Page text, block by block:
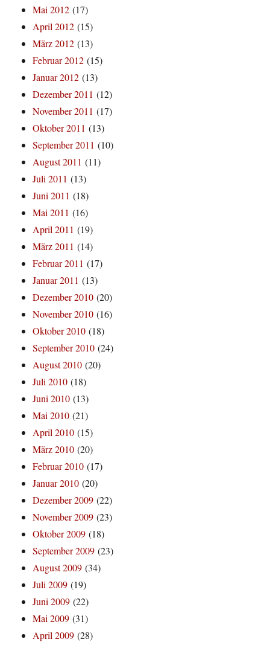
Mai 2012 (17)
April 2012 (15)
März 2012 (13)
Februar 2012 (15)
Januar 2012 (13)
Dezember 2011 (12)
November 2011 (17)
Oktober 2011 (13)
September 2011 (10)
August 2011 (11)
Juli 2011 (13)
Juni 2011 (18)
Mai 2011 (16)
April 2011 (19)
März 2011 (14)
Februar 2011 (17)
Januar 2011 (13)
Dezember 2010 (20)
November 2010 (16)
Oktober 2010 (18)
September 2010 (24)
August 2010 (20)
Juli 2010 (18)
Juni 2010 (13)
Mai 2010 (21)
April 2010 (15)
März 2010 (20)
Februar 2010 (17)
Januar 2010 (20)
Dezember 2009 (22)
November 2009 (23)
Oktober 2009 (18)
September 2009 (23)
August 2009 (34)
Juli 2009 (19)
Juni 2009 (22)
Mai 2009 (31)
April 2009 (28)